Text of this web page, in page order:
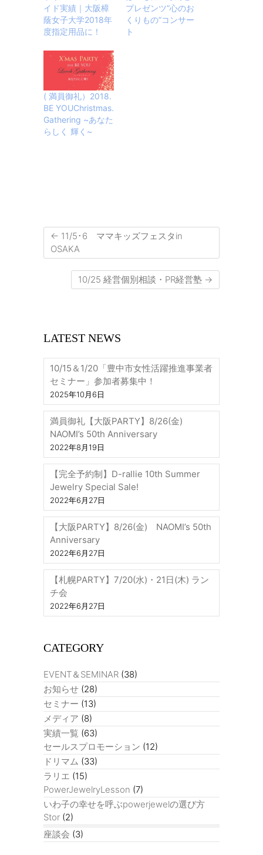
イド実績｜大阪樟
蔭女子大学2018年
度指定用品に！
プレゼンツ”心のお
くりもの”コンサー
ト
( 満員御礼）2018.
BE YOUChristmas.
Gathering ~あなた
らしく 輝く~
← 11/5･6 ママキッズフェスタin
OSAKA
10/25 経営個別相談・PR経営塾 →
LATEST NEWS
10/15＆1/20「豊中市女性活躍推進事業者
セミナー」参加者募集中！
2025年10月6日
満員御礼【大阪PARTY】8/26(金)
NAOMI’s 50th Anniversary
2022年8月19日
【完全予約制】D-rallie 10th Summer
Jewelry Special Sale!
2022年6月27日
【大阪PARTY】8/26(金) NAOMI’s 50th
Anniversary
2022年6月27日
【札幌PARTY】7/20(水)・21日(木) ラン
チ会
2022年6月27日
CATEGORY
EVENT＆SEMINAR (38)
お知らせ (28)
セミナー (13)
メディア (8)
実績一覧 (63)
セールスプロモーション (12)
ドリマム (33)
ラリエ (15)
PowerJewelryLesson (7)
いわ子の幸せを呼ぶpowerjewelの選び方
Stor (2)
座談会 (3)